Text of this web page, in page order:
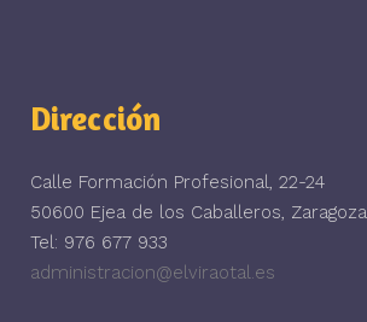
Dirección
Calle Formación Profesional, 22-24
50600 Ejea de los Caballeros, Zaragoza.
Tel: 976 677 933
administracion@elviraotal.es